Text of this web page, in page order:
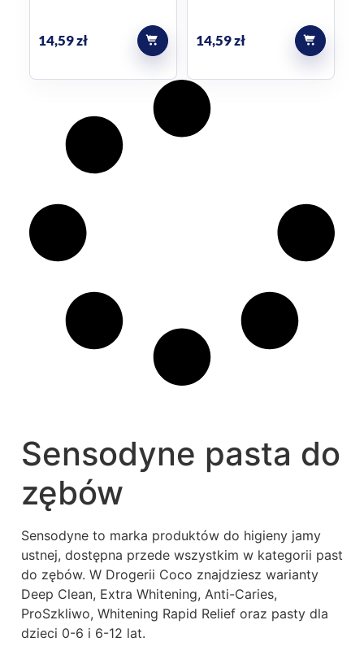
szkliwa
14,59zł 14,59zł
Sensodyne pasta do
zębów
Sensodyne to marka produktów do higieny jamy
ustnej, dostępna przede wszystkim w kategorii past
do zębów. W Drogerii Coco znajdziesz warianty
Deep Clean, Extra Whitening, Anti-Caries,
ProSzkliwo, Whitening Rapid Relief oraz pasty dla
dzieci 0-6 i 6-12 lat.